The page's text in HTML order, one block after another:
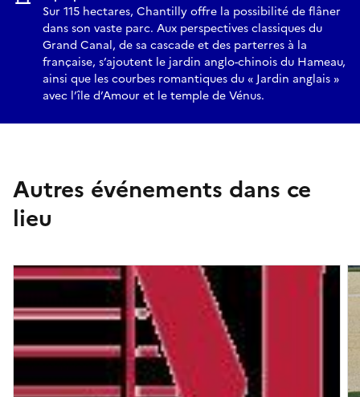
Sur 115 hectares, Chantilly offre la possibilité de flâner
dans son vaste parc. Aux perspectives classiques du
Grand Canal, de sa cascade et des parterres à la
française, s’ajoutent le jardin anglo-chinois du Hameau,
ainsi que les courbes romantiques du « Jardin anglais »
avec l’île d’Amour et le temple de Vénus.
Autres événements dans ce
lieu